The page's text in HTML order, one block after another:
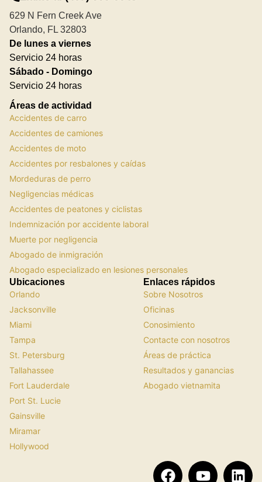
629 N Fern Creek Ave
Orlando, FL 32803
De lunes a viernes
Servicio 24 horas
Sábado - Domingo
Servicio 24 horas
Áreas de actividad
Accidentes de carro
Accidentes de camiones
Accidentes de moto
Accidentes por resbalones y caídas
Mordeduras de perro
Negligencias médicas
Accidentes de peatones y ciclistas
Indemnización por accidente laboral
Muerte por negligencia
Abogado de inmigración
Abogado especializado en lesiones personales
Ubicaciones
Orlando
Jacksonville
Miami
Tampa
St. Petersburg
Tallahassee
Fort Lauderdale
Port St. Lucie
Gainsville
Miramar
Hollywood
Enlaces rápidos
Sobre Nosotros
Oficinas
Conosimiento
Contacte con nosotros
Áreas de práctica
Resultados y ganancias
Abogado vietnamita